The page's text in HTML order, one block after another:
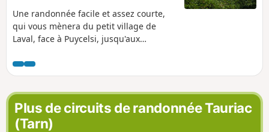
Une randonnée facile et assez courte,
qui vous mènera du petit village de
Laval, face à Puycelsi, jusqu'aux
bois et prairies et offre de belles
perspectives sur la Vallée de la Vère, en
fin de parcours.
Plus de circuits de randonnée Tauriac
(Tarn)